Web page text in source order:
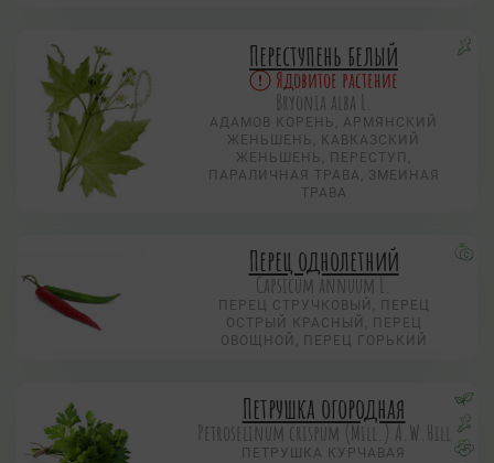
Переступень белый
Ядовитое растение
Bryonia alba L.
АДАМОВ КОРЕНЬ, АРМЯНСКИЙ
ЖЕНЬШЕНЬ, КАВКАЗСКИЙ
ЖЕНЬШЕНЬ, ПЕРЕСТУП,
ПАРАЛИЧНАЯ ТРАВА, ЗМЕИНАЯ
ТРАВА
Перец однолетний
Capsicum annuum L.
ПЕРЕЦ СТРУЧКОВЫЙ, ПЕРЕЦ
ОСТРЫЙ КРАСНЫЙ, ПЕРЕЦ
ОВОЩНОЙ, ПЕРЕЦ ГОРЬКИЙ
Петрушка огородная
Petroselinum crispum (Mill.) A.W.Hill
ПЕТРУШКА КУРЧАВАЯ